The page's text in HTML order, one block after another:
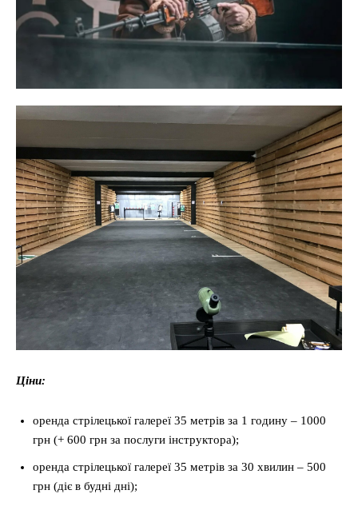
Ціни:
оренда стрілецької галереї 35 метрів за 1 годину – 1000
грн (+ 600 грн за послуги інструктора);
оренда стрілецької галереї 35 метрів за 30 хвилин – 500
грн (діє в будні дні);